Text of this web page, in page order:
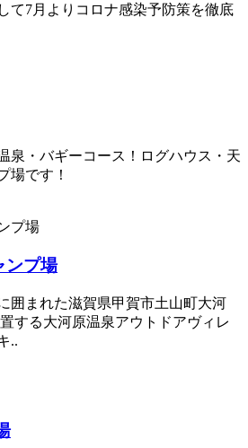
て7月よりコロナ感染予防策を徹底
泉・バギーコース！ログハウス・天
場です！
ンプ場
囲まれた滋賀県甲賀市土山町大河
する大河原温泉アウトドアヴィレ
..